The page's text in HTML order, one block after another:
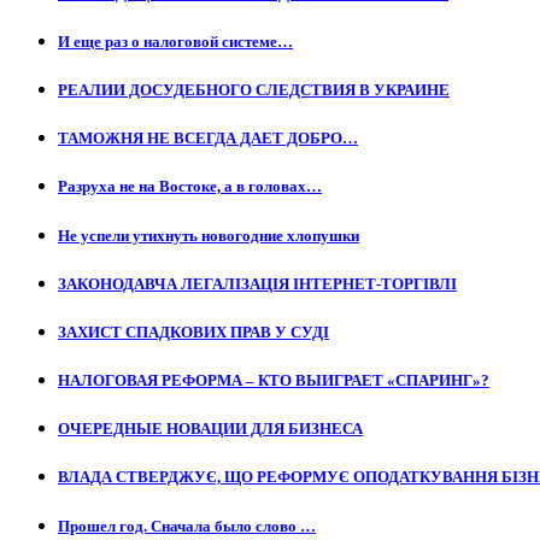
И еще раз о налоговой системе…
РЕАЛИИ ДОСУДЕБНОГО СЛЕДСТВИЯ В УКРАИНЕ
ТАМОЖНЯ НЕ ВСЕГДА ДАЕТ ДОБРО…
Разруха не на Востоке, а в головах…
Не успели утихнуть новогодние хлопушки
ЗАКОНОДАВЧА ЛЕГАЛІЗАЦІЯ ІНТЕРНЕТ-ТОРГІВЛІ
ЗАХИСТ СПАДКОВИХ ПРАВ У СУДІ
НАЛОГОВАЯ РЕФОРМА – КТО ВЫИГРАЕТ «СПАРИНГ»?
ОЧЕРЕДНЫЕ НОВАЦИИ ДЛЯ БИЗНЕСА
ВЛАДА СТВЕРДЖУЄ, ЩО РЕФОРМУЄ ОПОДАТКУВАННЯ
Прошел год. Сначала было слово …